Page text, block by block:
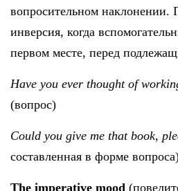
вопросительном
инверсия, когда
первом месте, перед
Have you ever thought of
(вопрос)
Could you give me that book,
составленная в форме
The imperative mood